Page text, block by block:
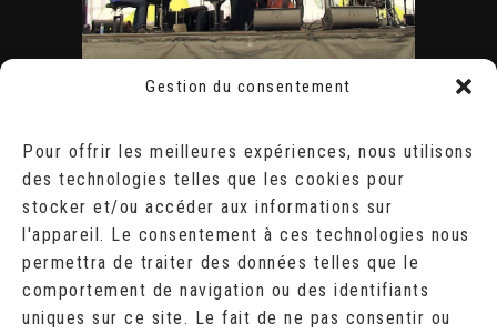
Gestion du consentement
Pour offrir les meilleures expériences, nous utilisons
des technologies telles que les cookies pour
stocker et/ou accéder aux informations sur
l'appareil. Le consentement à ces technologies nous
permettra de traiter des données telles que le
comportement de navigation ou des identifiants
uniques sur ce site. Le fait de ne pas consentir ou
ÉVÈNEMENTS
AOÛT 2026
L M M J V S
D
1
2
3
4 5 6 7 8
9
10 11 12 13 14 15
16
17
18 19 20 21 22 23
24
25 26 27 28 29 30